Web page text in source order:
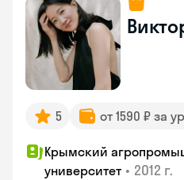
5 от 1590 ₽ за
Крымский
университет • 2012 г.